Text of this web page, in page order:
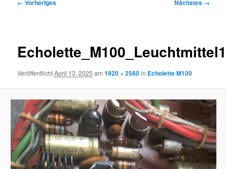
← Vorheriges Nächstes →
VeröffentlichtApril 13, 2025 am1920 × 2560in Echolette M100